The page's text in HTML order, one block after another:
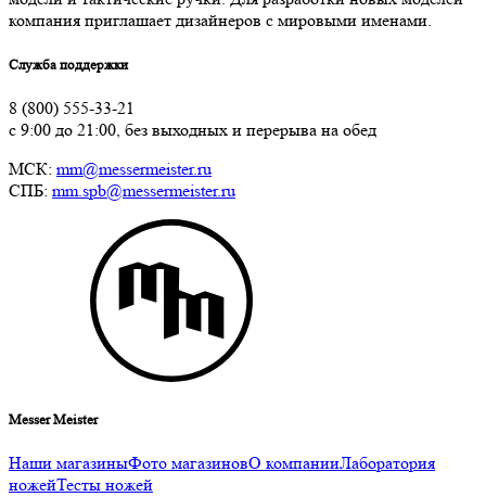
компания приглашает дизайнеров с мировыми именами.
Служба поддержки
8 (800) 555-33-21
с 9:00 до 21:00, без выходных и перерыва на обед
МСК: mm@messermeister.ru
СПБ: mm.spb@messermeister.ru
Messer Meister
Наши магазиныФото магазиновО компанииЛаборатория
ножейТесты ножей